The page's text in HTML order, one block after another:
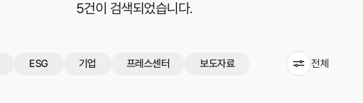
5건이 검색되었습니다.
ESG 기업 프레스센터 보도자료 전체